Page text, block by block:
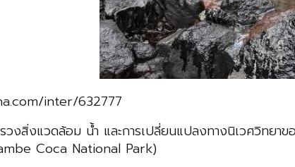
inter/632777
วงสิ่งแวดล้อม น้ำ และการเปลี่ยนแปลงทางนิเวศวิท
Coca National Park)